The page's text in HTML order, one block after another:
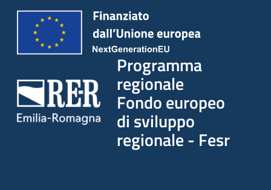
Programma
regionale
Fondo europeo
di sviluppo
regionale - Fesr